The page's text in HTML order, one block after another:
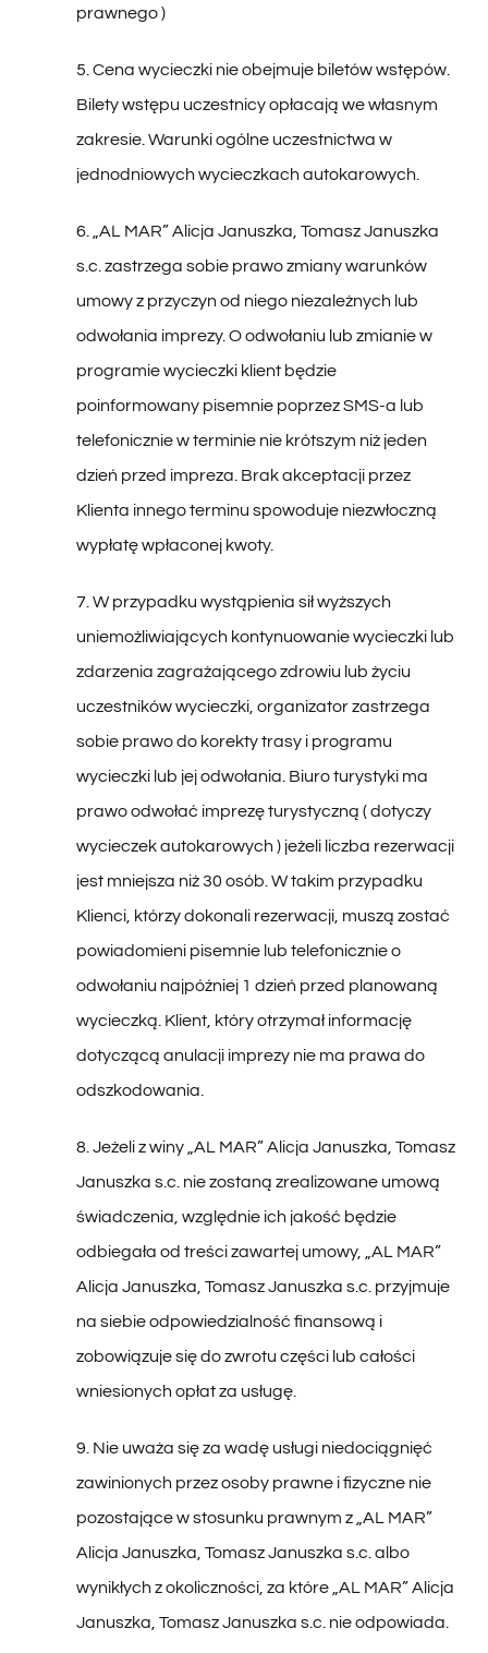
Bilety wstępu uczestnicy opłacają we własnym
zakresie. Warunki ogólne uczestnictwa w
jednodniowych wycieczkach autokarowych.
s.c. zastrzega sobie prawo zmiany warunków
umowy z przyczyn od niego niezależnych lub
odwołania imprezy. O odwołaniu lub zmianie w
programie wycieczki klient będzie
poinformowany pisemnie poprzez SMS-a lub
telefonicznie w terminie nie krótszym niż jeden
dzień przed impreza. Brak akceptacji przez
Klienta innego terminu spowoduje niezwłoczną
wypłatę wpłaconej kwoty.
uniemożliwiających kontynuowanie wycieczki lub
zdarzenia zagrażającego zdrowiu lub życiu
uczestników wycieczki, organizator zastrzega
sobie prawo do korekty trasy i programu
wycieczki lub jej odwołania. Biuro turystyki ma
prawo odwołać imprezę turystyczną ( dotyczy
wycieczek autokarowych ) jeżeli liczba rezerwacji
jest mniejsza niż 30 osób. W takim przypadku
Klienci, którzy dokonali rezerwacji, muszą zostać
powiadomieni pisemnie lub telefonicznie o
odwołaniu najpóźniej 1 dzień przed planowaną
wycieczką. Klient, który otrzymał informację
dotyczącą anulacji imprezy nie ma prawa do
odszkodowania.
Januszka s.c. nie zostaną zrealizowane umową
świadczenia, względnie ich jakość będzie
odbiegała od treści zawartej umowy, „AL MAR”
Alicja Januszka, Tomasz Januszka s.c. przyjmuje
na siebie odpowiedzialność finansową i
zobowiązuje się do zwrotu części lub całości
wniesionych opłat za usługę.
zawinionych przez osoby prawne i fizyczne nie
pozostające w stosunku prawnym z „AL MAR”
Alicja Januszka, Tomasz Januszka s.c. albo
wynikłych z okoliczności, za które „AL MAR” Alicja
Januszka, Tomasz Januszka s.c. nie odpowiada.